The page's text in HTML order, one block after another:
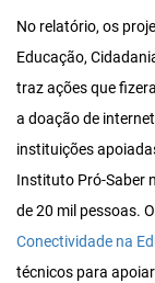
No relatório, os
Educação,
traz ações que
a doação de
instituições
Instituto Pró-Saber
de 20 mil pessoas.
Conectividade na
técnicos para